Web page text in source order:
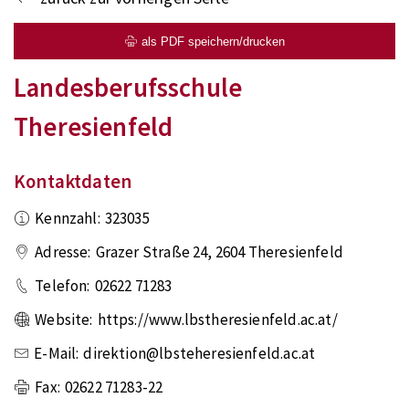
als PDF speichern/drucken
Landesberufsschule
Theresienfeld
Kontaktdaten
Kennzahl: 323035
Adresse: Grazer Straße 24, 2604 Theresienfeld
Telefon: 02622 71283
Website: https://www.lbstheresienfeld.ac.at/
E-Mail: direktion@lbsteheresienfeld.ac.at
Fax: 02622 71283-22